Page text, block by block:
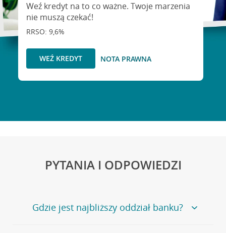
Weź kredyt na to co ważne. Twoje marzenia
nie muszą czekać!
RRSO: 9,6%
WEŹ KREDYT NOTA PRAWNA
PYTANIA I ODPOWIEDZI
Gdzie jest najbliższy oddział banku?